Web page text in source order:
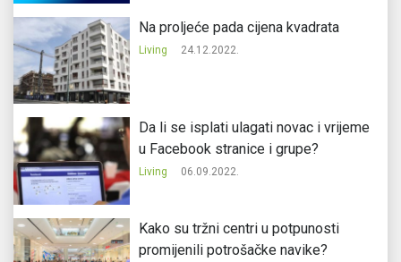
Na proljeće pada cijena kvadrata
Living 24.12.2022.
Da li se isplati ulagati novac i vrijeme
u Facebook stranice i grupe?
Living 06.09.2022.
Kako su tržni centri u potpunosti
promijenili potrošačke navike?